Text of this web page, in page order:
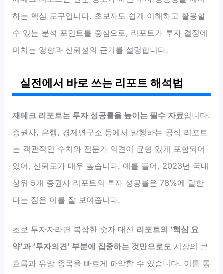
하는 핵심 도구입니다. 초보자도 쉽게 이해하고 활용할
수 있는 분석 포인트를 중심으로, 리포트가 투자 결정에
미치는 영향과 신뢰성의 근거를 설명합니다.
실전에서 바로 쓰는 리포트 해석법
재테크 리포트는 투자 성공률을 높이는 필수 자료입니다.
증권사, 은행, 경제연구소 등에서 발행하는 공식 리포트
는 객관적인 수치와 전문가 의견이 균형 있게 포함되어
있어, 신뢰도가 매우 높습니다. 예를 들어, 2023년 국내
상위 5개 증권사 리포트의 투자 성공률은 78%에 달한
다는 점은 이를 잘 보여줍니다.
초보 투자자라면 복잡한 숫자 대신 리포트의 ‘핵심 요
약’과 ‘투자의견’ 부분에 집중하는 것만으로도 시장의 큰
흐름과 유망 종목을 빠르게 파악할 수 있습니다. 이를 통